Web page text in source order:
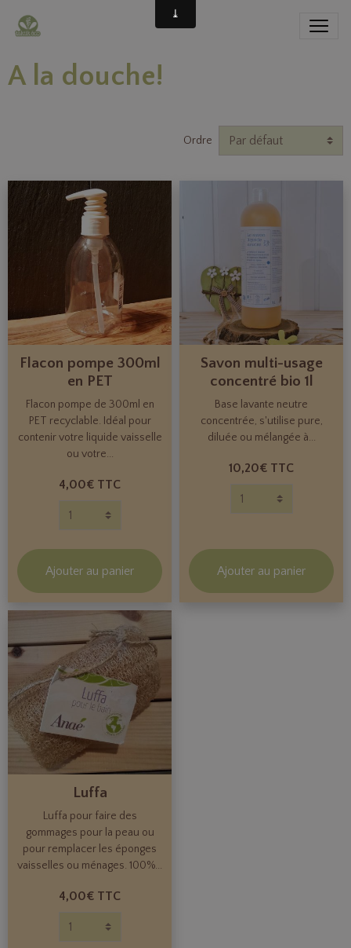
A la douche!
Ordre
Flacon pompe 300ml
en PET
Flacon pompe de 300ml en
PET recyclable. Idéal pour
contenir votre liquide vaisselle
ou votre...
4,00€ TTC
Ajouter au panier
Savon multi-usage
concentré bio 1l
Base lavante neutre
concentrée, s'utilise pure,
diluée ou mélangée à...
10,20€ TTC
Ajouter au panier
Luffa
Luffa pour faire des
gommages pour la peau ou
pour remplacer les éponges
vaisselles ou ménages. 100%...
4,00€ TTC